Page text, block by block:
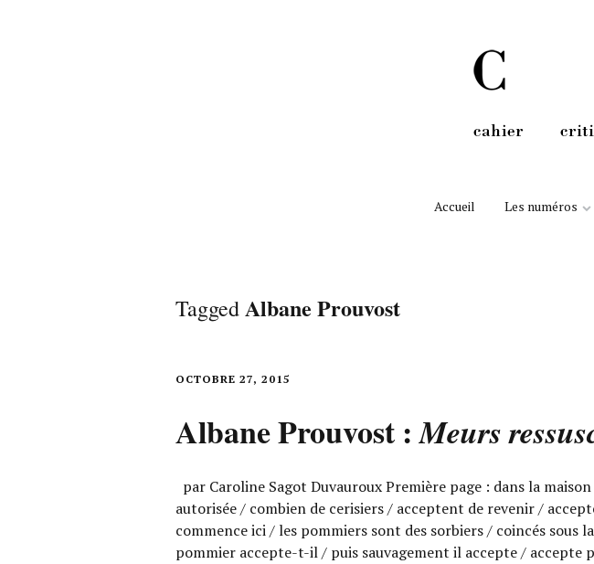
Accueil Les numéros
TaggedAlbane Prouvost
OCTOBRE 27, 2015
Albane Prouvost :Meurs
par Caroline Sagot Duvauroux Première page : dans la
autorisée / combien de cerisiers / acceptent de revenir /
commence ici / les pommiers sont des sorbiers / coincés sous
pommier accepte-t-il / puis sauvagement il accepte / accepte